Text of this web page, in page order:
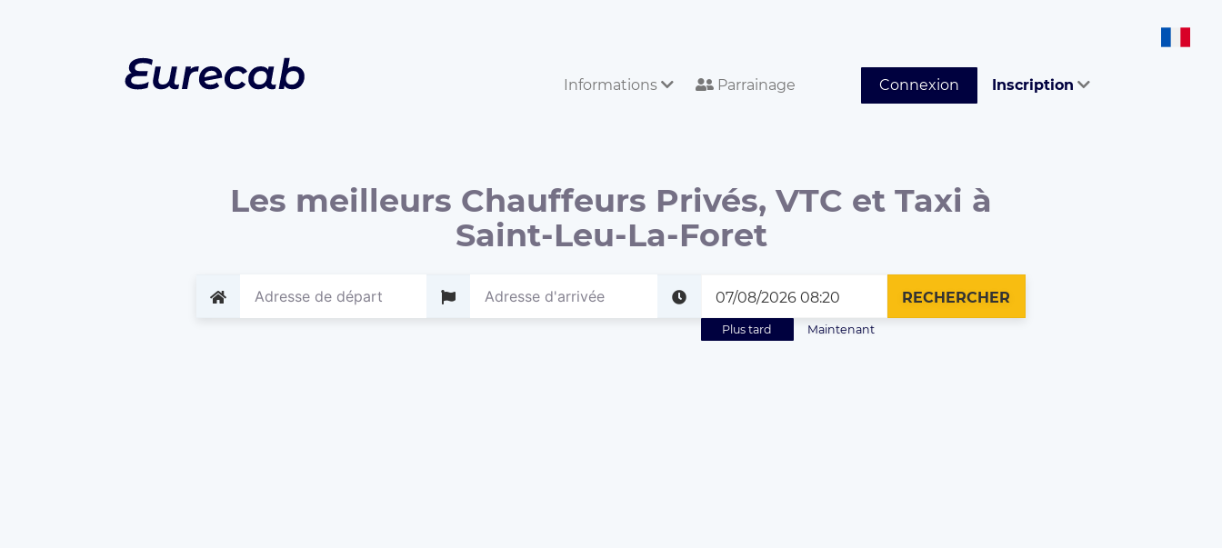
Informations Parrainage Connexion Inscription
Les meilleurs Chauffeurs Privés, VTC et Taxi à
Saint-Leu-La-Foret
Maintenant
Plus tard
RECHERCHER